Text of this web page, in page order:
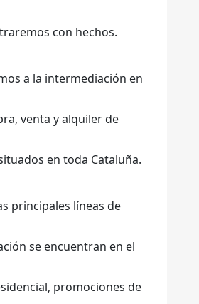
con hechos.
a la intermediación en
venta y alquiler de
en toda Cataluña.
principales líneas de
se encuentran en el
promociones de